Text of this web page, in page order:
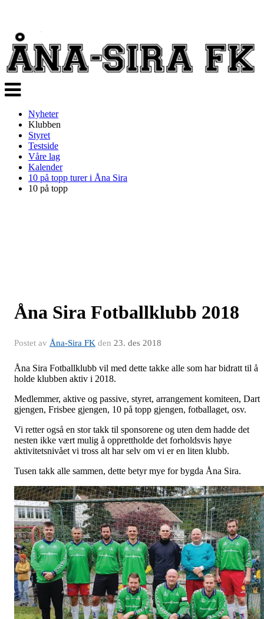
Veksle
navigasjon
Nyheter
Klubben
Styret
Testside
Våre lag
Kalender
10 på topp turer i Åna Sira
10 på topp
Åna Sira Fotballklubb 2018
Postet av Åna-Sira FK den 23. des 2018
Åna Sira Fotballklubb vil med dette takke alle som har bidratt til å
holde klubben aktiv i 2018.
Medlemmer, aktive og passive, styret, arrangement komiteen, Dart
gjengen, Frisbee gjengen, 10 på topp gjengen, fotballaget, osv.
Vi retter også en stor takk til sponsorene og uten dem hadde det
nesten ikke vært mulig å opprettholde det forholdsvis høye
aktivitetsnivået vi tross alt har selv om vi er en liten klubb.
Tusen takk alle sammen, dette betyr mye for bygda Åna Sira.